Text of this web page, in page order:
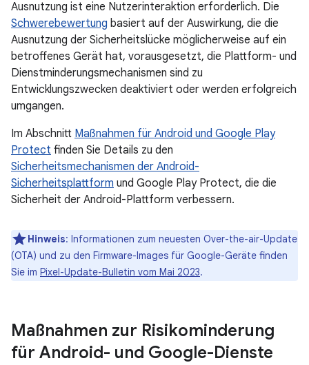
Ausnutzung ist eine Nutzerinteraktion erforderlich. Die
Schwerebewertung basiert auf der Auswirkung, die die
Ausnutzung der Sicherheitslücke möglicherweise auf ein
betroffenes Gerät hat, vorausgesetzt, die Plattform- und
Dienstminderungsmechanismen sind zu
Entwicklungszwecken deaktiviert oder werden erfolgreich
umgangen.
Im Abschnitt Maßnahmen für Android und Google Play
Protect finden Sie Details zu den
Sicherheitsmechanismen der Android-
Sicherheitsplattform und Google Play Protect, die die
Sicherheit der Android-Plattform verbessern.
Hinweis: Informationen zum neuesten Over-the-air-Update
(OTA) und zu den Firmware-Images für Google-Geräte finden
Sie im Pixel-Update-Bulletin vom Mai 2023.
Maßnahmen zur Risikominderung
für Android- und Google-Dienste